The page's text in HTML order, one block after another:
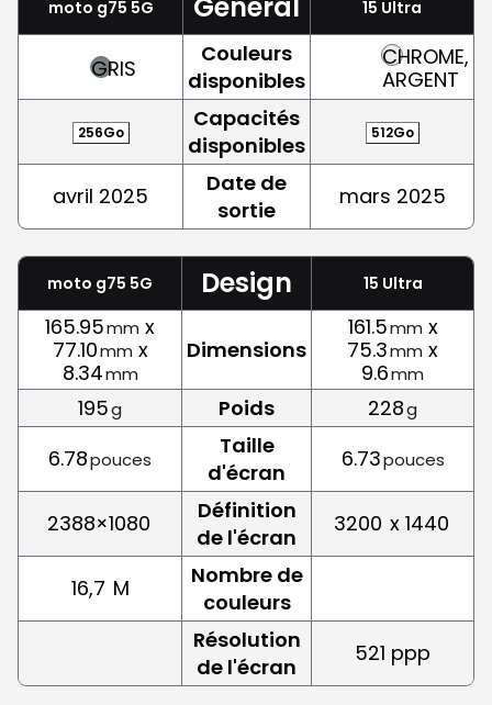
moto g75 5G 15 Ultra
GRIS
Couleurs
disponibles
CHROME,
ARGENT
256Go
Capacités
disponibles
512Go
avril 2025
Date de
sortie
mars 2025
moto g75 5G Design 15 Ultra
165.95mm x
77.10mm x
8.34mm
Dimensions
161.5mm x
75.3mm x
9.6mm
195g Poids 228g
6.78pouces
Taille
d'écran
6.73pouces
2388×1080
Définition
de l'écran
3200 x 1440
16,7 M
Nombre de
couleurs
Résolution
de l'écran
521 ppp